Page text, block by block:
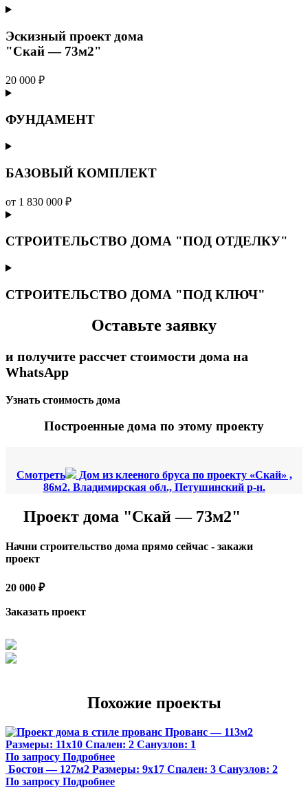
Эскизный проект дома
"Скай — 73м2"
20 000 ₽
ФУНДАМЕНТ
БАЗОВЫЙ КОМПЛЕКТ
от 1 830 000 ₽
СТРОИТЕЛЬСТВО ДОМА "ПОД ОТДЕЛКУ"
СТРОИТЕЛЬСТВО ДОМА "ПОД КЛЮЧ"
Оставьте заявку
и получите рассчет стоимости дома на
WhatsApp
Узнать стоимость дома
Построенные дома по этому проекту
Смотреть
Дом из клееного бруса по проекту «Скай» ,
86м2. Владимирская обл., Петушинский р-н.
Проект дома "Скай — 73м2"
Начни строительство дома прямо сейчас - закажи
проект
20 000 ₽
Заказать проект
Похожие проекты
Прованс — 113м2
Размеры: 11х10 Спален: 2 Санузлов: 1
По запросу Подробнее
Бостон — 127м2 Размеры: 9х17 Спален: 3 Санузлов: 2
По запросу Подробнее